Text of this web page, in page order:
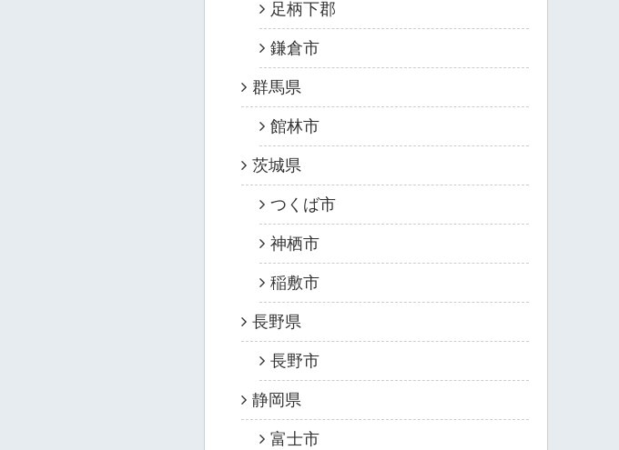
足柄下郡
鎌倉市
群馬県
館林市
茨城県
つくば市
神栖市
稲敷市
長野県
長野市
静岡県
富士市